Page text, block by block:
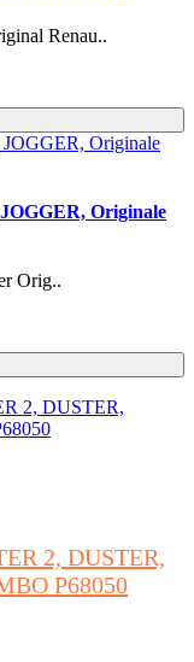
Renau..
Originale
Orig..
2, DUSTER,
P68050